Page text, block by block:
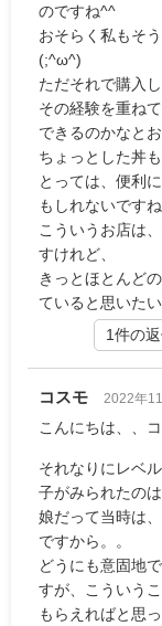
のですね^^
おそらく私もそ
(;^ω^)
ただそれで購入
その経験を重ね
できるのかなと
ちょっとした丼
とっては、便利
もしれないです
こういうお店は
すけれど、
きっとほとんど
ていると思いた
1件の
コスモ 2022年
こんにちは、、
それなりにレベ
子がみられたの
娘だって当時は
ですから。。
どうにも意固地
すが、こういう
もらえればと思っ